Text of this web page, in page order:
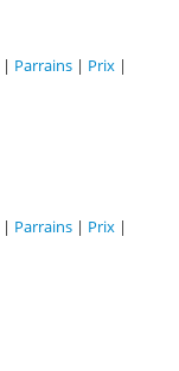
| Parrains | Prix |
| Parrains | Prix |